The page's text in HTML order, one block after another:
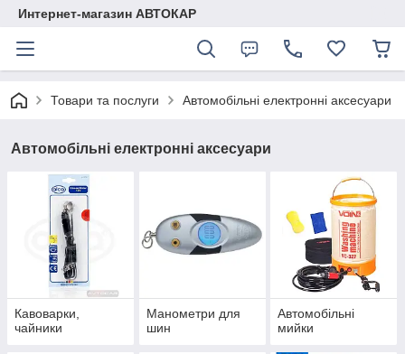
Интернет-магазин АВТОКАР
Товари та послуги Автомобільні електронні аксесуари
Автомобільні електронні аксесуари
Кавоварки,
чайники
Манометри для
шин
Автомобільні
мийки